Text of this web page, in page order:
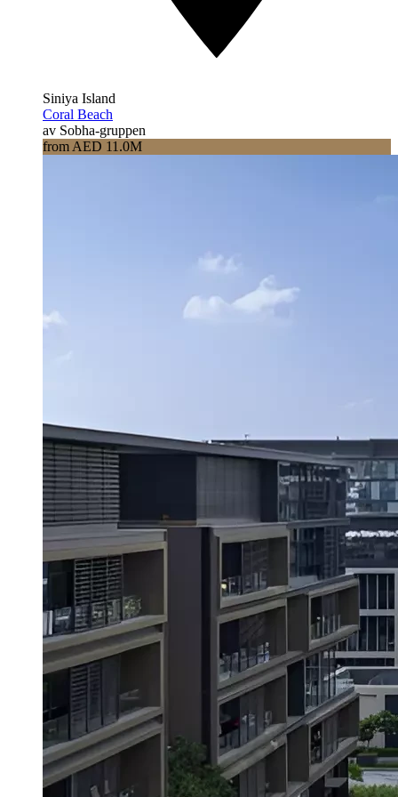
Siniya Island
Coral Beach
av Sobha-gruppen
from AED 11.0M